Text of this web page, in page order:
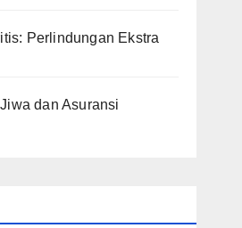
Perlindungan Ekstra
dan Asuransi